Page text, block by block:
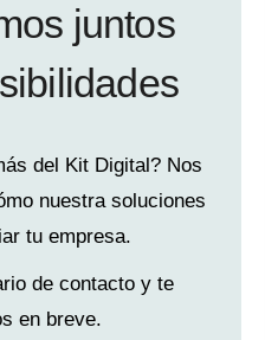
juntos
del Kit Digital? Nos
nuestra soluciones
tu empresa.
de contacto y te
en breve.